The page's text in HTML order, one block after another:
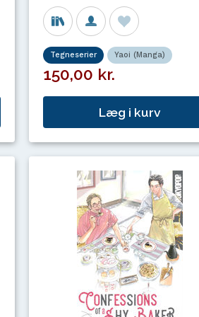
Tegneserier Yaoi (Manga)
150,00 kr.
Læg i kurv